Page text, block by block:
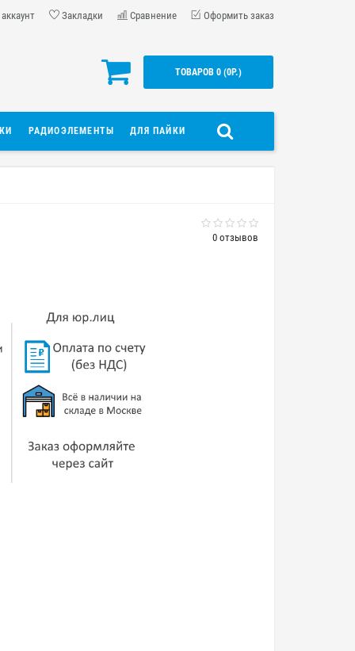
Закладки Сравнение Оформить заказ
ТОВАРОВ 0 (0Р.)
РАДИОЭЛЕМЕНТЫ ДЛЯ ПАЙКИ
0 отзывов